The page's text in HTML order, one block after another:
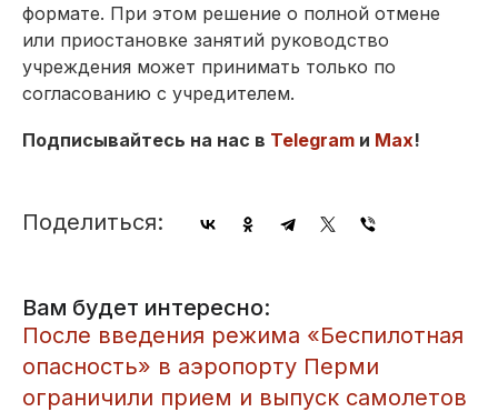
формате. При этом решение о полной отмене
или приостановке занятий руководство
учреждения может принимать только по
согласованию с учредителем.
Подписывайтесь на нас в Telegram и Max!
Поделиться:
Вам будет интересно:
После введения режима «Беспилотная
опасность» в аэропорту Перми
ограничили прием и выпуск самолетов